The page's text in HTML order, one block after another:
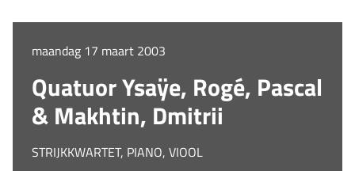
maandag 17 maart 2003
Quatuor Ysaÿe, Rogé, Pascal
& Makhtin, Dmitrii
STRIJKKWARTET, PIANO, VIOOL